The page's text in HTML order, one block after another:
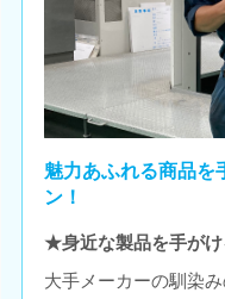
魅力あふれる商品を
ン！
★身近な製品を手がけ
大手メーカーの馴染